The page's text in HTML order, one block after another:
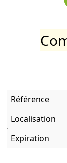
Référence
Localisation
Expiration